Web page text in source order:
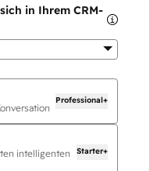
in Ihrem CRM-
Professional+
intelligenten
Starter+